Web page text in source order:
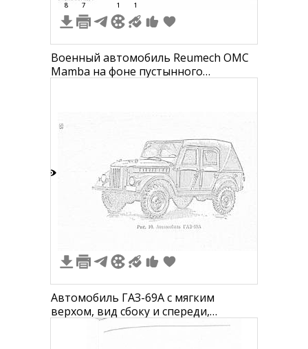
8 7 1 1
Военный автомобиль Reumech OMC
Mamba на фоне пустынного
Автомобиль ГАЗ-69А с мягким
верхом, вид сбоку и спереди,
карандашный рисунок